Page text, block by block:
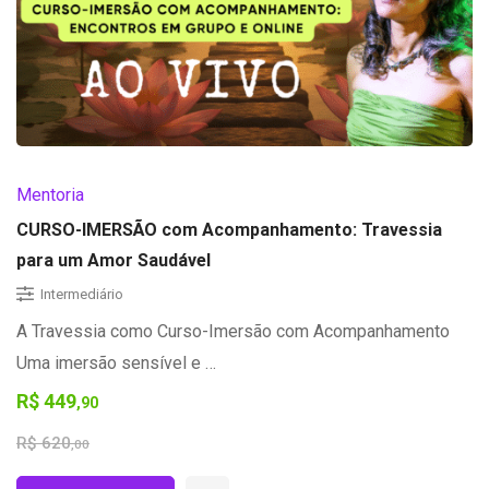
Mentoria
CURSO-IMERSÃO com Acompanhamento: Travessia
para um Amor Saudável
Intermediário
A Travessia como Curso-Imersão com Acompanhamento
Uma imersão sensível e …
R$449,90
R$620,00